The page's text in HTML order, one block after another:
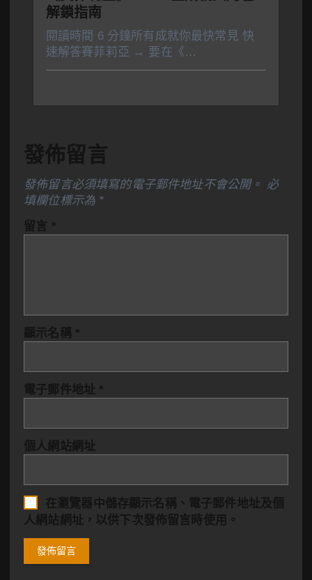
解鎖指南
閱讀時間 6 分鐘所有成就你最快常見 快
速解答賽菲莉亞 → 要在《…
發佈留言
發佈留言必須填寫的電子郵件地址不會公開。
必
填欄位標示為 *
留言 *
顯示名稱 *
電子郵件地址 *
個人網站網址
在瀏覽器 中儲存顯示名稱、電子郵件地址及個
人網站網址，以供下次發佈留言時使用。